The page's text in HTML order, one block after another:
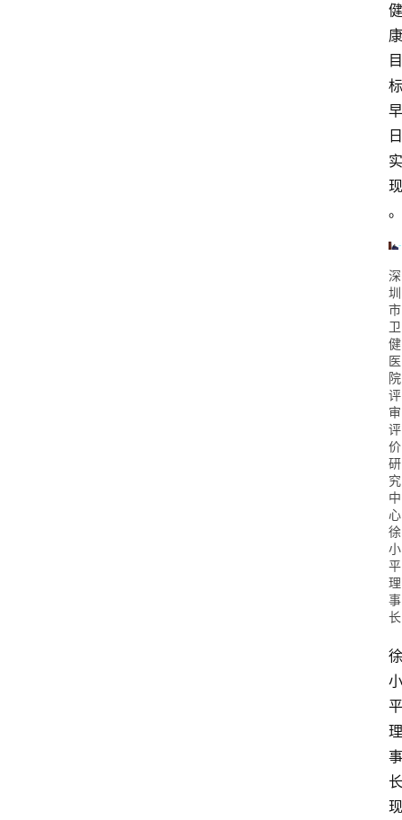
健
康
目
标
早
日
实
现
。
深
圳
市
卫
健
医
院
评
审
评
价
研
究
中
心
徐
小
平
理
事
长
徐
小
平
理
事
长
现